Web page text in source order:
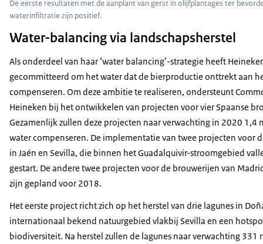
De eerste resultaten met de aanplant van gerst in olijfplantages ter
waterinfiltratie zijn positief.
Water-balancing via landschapsherstel
Als onderdeel van haar ‘water balancing’-strategie heeft
gecommitteerd om het water dat de bierproductie onttrekt aan
compenseren. Om deze ambitie te realiseren, ondersteunt
Heineken bij het ontwikkelen van projecten voor vier Spaanse
Gezamenlijk zullen deze projecten naar verwachting in 2020 1,4
water compenseren. De implementatie van twee projecten voor
in Jaén en Sevilla, die binnen het Guadalquivir-stroomgebied
gestart. De andere twee projecten voor de brouwerijen van
zijn gepland voor 2018.
Het eerste project richt zich op het herstel van drie lagunes in
internationaal bekend natuurgebied vlakbij Sevilla en een
biodiversiteit. Na herstel zullen de lagunes naar verwachting 331